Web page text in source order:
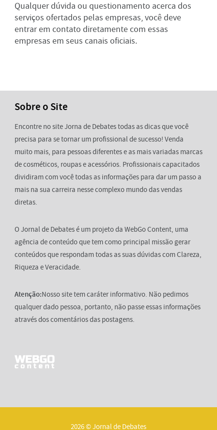
Qualquer dúvida ou questionamento acerca dos
serviços ofertados pelas empresas, você deve
entrar em contato diretamente com essas
empresas em seus canais oficiais.
Sobre o Site
Encontre no site Jorna de Debates todas as dicas que você
precisa para se tornar um profissional de sucesso! Venda
muito mais, para pessoas diferentes e as mais variadas marcas
de cosméticos, roupas e acessórios. Profissionais capacitados
dividiram com você todas as informações para dar um passo a
mais na sua carreira nesse complexo mundo das vendas
diretas.
O Jornal de Debates é um projeto da WebGo Content, uma
agência de conteúdo que tem como principal missão gerar
conteúdos que respondam todas as suas dúvidas com Clareza,
Riqueza e Veracidade.
Atenção:Nosso site tem caráter informativo. Não pedimos
qualquer dado pessoa, portanto, não passe essas informações
através dos comentários das postagens.
2026 © Jornal de Debates